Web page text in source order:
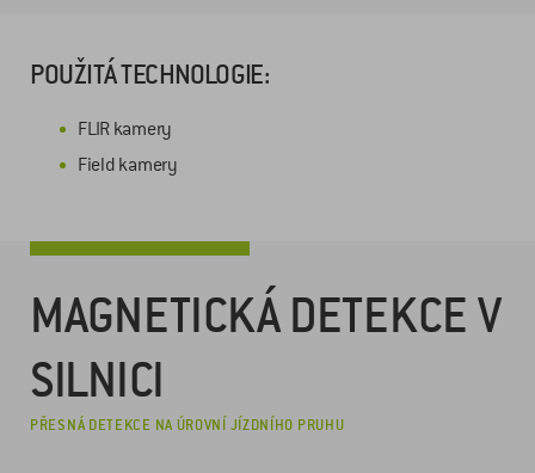
POUŽITÁ TECHNOLOGIE:
FLIR kamery
Field kamery
MAGNETICKÁ DETEKCE V
SILNICI
PŘESNÁ DETEKCE NA ÚROVNÍ JÍZDNÍHO PRUHU